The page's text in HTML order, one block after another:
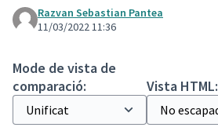
Razvan Sebastian Pantea
11/03/2022 11:36
Mode de vista de
comparació:
Vista HTML: